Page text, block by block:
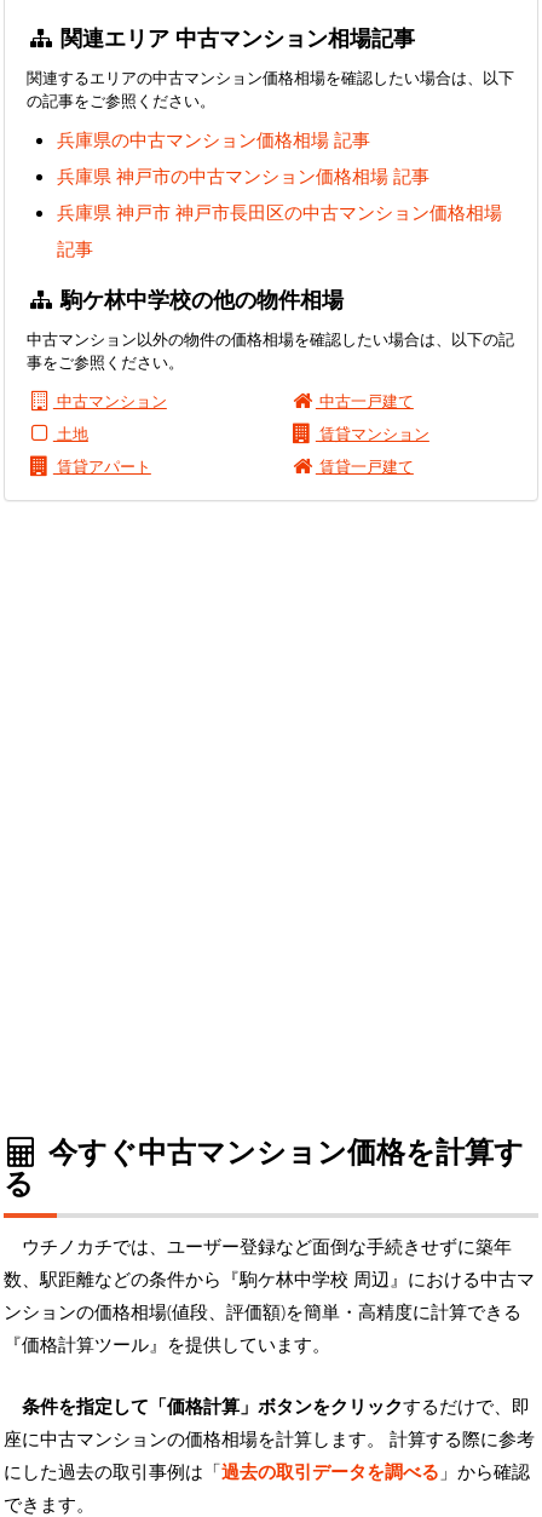
関連エリア 中古マンション相場記事
関連するエリアの中古マンション価格相場を確認したい場合は、以下
の記事をご参照ください。
兵庫県の中古マンション価格相場 記事
兵庫県 神戸市の中古マンション価格相場 記事
兵庫県 神戸市 神戸市長田区の中古マンション価格相場
記事
駒ケ林中学校の他の物件相場
中古マンション以外の物件の価格相場を確認したい場合は、以下の記
事をご参照ください。
中古マンション
中古一戸建て
土地
賃貸マンション
賃貸アパート
賃貸一戸建て
今すぐ中古マンション価格を計算す
る
ウチノカチでは、ユーザー登録など面倒な手続きせずに築年
数、駅距離などの条件から『駒ケ林中学校 周辺』における中古マ
ンションの価格相場(値段、評価額)を簡単・高精度に計算できる
『価格計算ツール』を提供しています。
条件を指定して「価格計算」ボタンをクリックするだけで、即
座に中古マンションの価格相場を計算します。 計算する際に参考
にした過去の取引事例は「過去の取引データを調べる 」から確認
できます。